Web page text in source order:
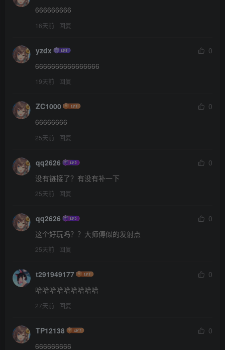
666666666
16天前 回复
yzdx
0
6666666666666666
19天前 回复
ZC1000
0
66666666
25天前 回复
qq2626
0
没有链接了？有没有补一下
25天前 回复
qq2626
0
这个好玩吗？？大师傅似的发射点
25天前 回复
t291949177
0
哈哈哈哈哈哈哈哈哈
27天前 回复
TP12138
0
666666666